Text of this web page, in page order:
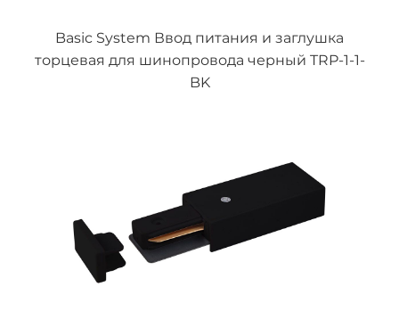
Basic System Ввод питания и заглушка
торцевая для шинопровода черный TRP-1-1-
BK